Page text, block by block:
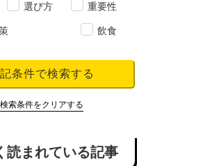
選び方 重要性
飲食
記条件で検索する
検索条件をクリアする
読まれている記事